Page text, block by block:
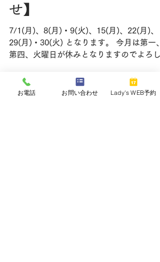
せ】
7/1(月)、8(月)・9(火)、15(月)、22(月)、
29(月)・30(火) ​となります。 今月は第一、
第四、火曜日が休みとなりますのでよろし
お電話 お問い合わせ Lady's WEB予約